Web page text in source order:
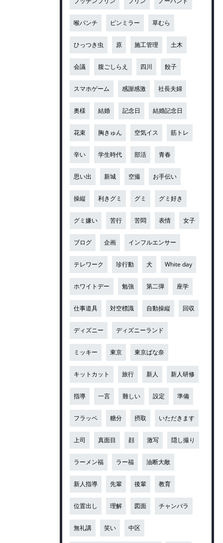
喉パンチ ピンミラー 草むら
ひっつき虫 原 施工管理 土木
会議 腹ごしらえ 四川 餃子
スマホゲーム 感謝感激 社長夫婦
奥様 結婚 記念日 結婚記念日
花束 胸きゅん 空気イス 筋トレ
辛い 学生時代 部活 青春
思い出 新城 空撮 お手伝い
操縦 利きグミ グミ グミ好き
グミ嫌い 苦行 苦悶 表情 女子
ブログ 企画 インフルエンサー
テレワーク 珍行動 犬 White day
ホワイトデー 勉強 第二弾 座学
仕事道具 対空標識 自動操縦 回収
ディズニー ディズニーランド
ミッキー 東京 東京ばな奈
キットカット 旅行 新人 新人研修
指導 一言 難しい 設定 準備
フラッペ 糖分 摂取 いただきます
上司 真面目 顔 激写 隠し撮り
ラーメン福 ラー福 油断大敵
新人指導 先輩 後輩 教育
位置出し 理解 図面 チャンバラ
無礼講 笑い 中区